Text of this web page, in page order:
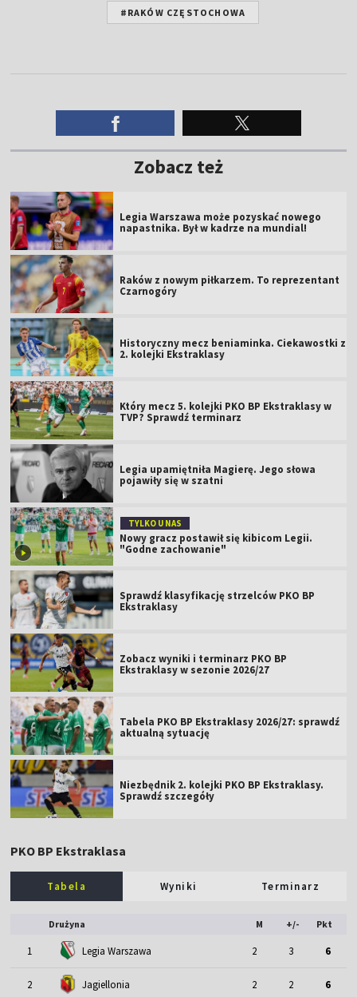
#RAKÓW CZĘSTOCHOWA
Zobacz też
Legia Warszawa może pozyskać nowego
napastnika. Był w kadrze na mundial!
Raków z nowym piłkarzem. To reprezentant
Czarnogóry
Historyczny mecz beniaminka. Ciekawostki z
2. kolejki Ekstraklasy
Który mecz 5. kolejki PKO BP Ekstraklasy w
TVP? Sprawdź terminarz
Legia upamiętniła Magierę. Jego słowa
pojawiły się w szatni
TYLKO U NAS
Nowy gracz postawił się kibicom Legii.
"Godne zachowanie"
Sprawdź klasyfikację strzelców PKO BP
Ekstraklasy
Zobacz wyniki i terminarz PKO BP
Ekstraklasy w sezonie 2026/27
Tabela PKO BP Ekstraklasy 2026/27: sprawdź
aktualną sytuację
Niezbędnik 2. kolejki PKO BP Ekstraklasy.
Sprawdź szczegóły
PKO BP Ekstraklasa
Tabela Wyniki Terminarz
Drużyna M +/- Pkt
1 Legia Warszawa 2 3 6
2 Jagiellonia 2 2 6